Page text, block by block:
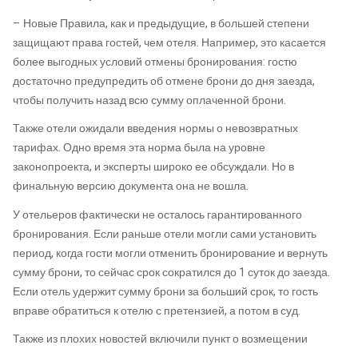
– Новые Правила, как и предыдущие, в большей степени
защищают права гостей, чем отеля. Например, это касается
более выгодных условий отмены бронирования: гостю
достаточно предупредить об отмене брони до дня заезда,
чтобы получить назад всю сумму оплаченной брони.
Также отели ожидали введения нормы о невозвратных
тарифах. Одно время эта норма была на уровне
законопроекта, и эксперты широко ее обсуждали. Но в
финальную версию документа она не вошла.
У отельеров фактически не осталось гарантированного
бронирования. Если раньше отели могли сами установить
период, когда гости могли отменить бронирование и вернуть
сумму брони, то сейчас срок сократился до 1 суток до заезда.
Если отель удержит сумму брони за больший срок, то гость
вправе обратиться к отелю с претензией, а потом в суд.
Также из плохих новостей включили пункт о возмещении